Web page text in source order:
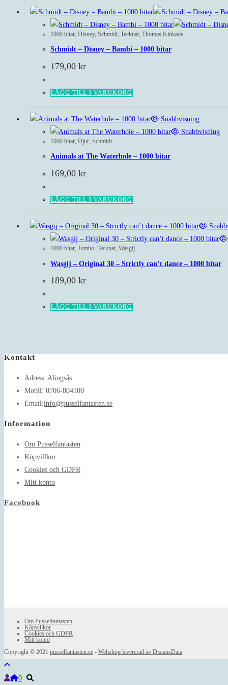
1000 bitar Disney, Schmidt Tecknat Thomas Kinkade
Schmidt – Disney – Bambi – 1000 bitar
179,00 kr
LÄGG TILL I VARUKORG
Snabbvisning
Snabbvisning
1000 bitar Djur Schmidt
Animals at The Waterhole – 1000 bitar
169,00 kr
LÄGG TILL I VARUKORG
1000 bitar, Jumbo, Tecknat, Wasgij
Wasgij – Original 30 – Strictly can’t dance – 1000 bitar
189,00 kr
LÄGG TILL I VARUKORG
Kontakt
Adress: Alingsås
Mobil: 0706-804100
Email:info@pusselfantasten.seOpens
Information
Om Pusselfantasten
Köpvillkor
Cookies och GDPR
Mitt konto
Facebook
Om Pusselfantasten
Köpvillkor
Cookies och GDPR
Mitt konto
Copyright © 2021 pusselfantasten.se - Webshop levererad av DistansData
0